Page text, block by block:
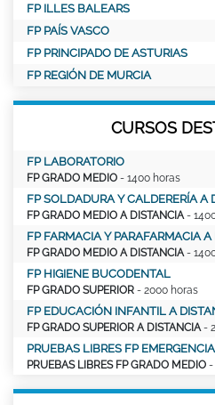
FP ILLES BALEARS
FP PAÍS VASCO
FP PRINCIPADO DE ASTURIAS
FP REGIÓN DE MURCIA
CURSOS
FP LABORATORIO
FP GRADO MEDIO - 1400 horas
FP SOLDADURA Y CALDERERÍA A
FP GRADO MEDIO A DISTANCIA -
FP FARMACIA Y PARAFARMACIA
FP GRADO MEDIO A DISTANCIA -
FP HIGIENE BUCODENTAL
FP GRADO SUPERIOR - 2000 horas
FP EDUCACIÓN INFANTIL A
FP GRADO SUPERIOR A DISTANCIA -
PRUEBAS LIBRES FP
PRUEBAS LIBRES FP GRADO MEDIO -